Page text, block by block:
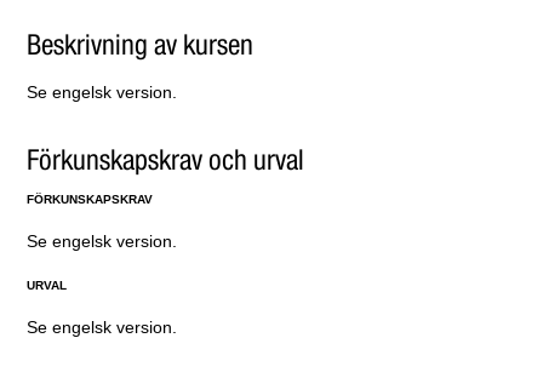
Beskrivning av kursen
Se engelsk version.
Förkunskapskrav och urval
FÖRKUNSKAPSKRAV
Se engelsk version.
URVAL
Se engelsk version.